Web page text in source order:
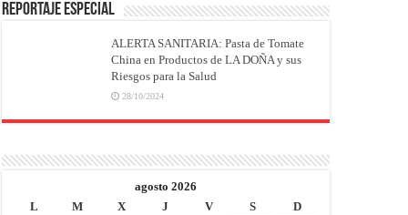
REPORTAJE ESPECIAL
ALERTA SANITARIA: Pasta de Tomate
China en Productos de LA DOÑA y sus
Riesgos para la Salud
28/10/2024
agosto 2026
L
M X J V S
D